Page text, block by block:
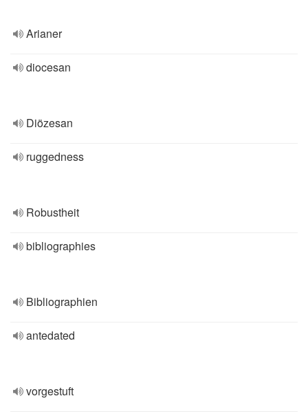
Arianer
diocesan
Diözesan
ruggedness
Robustheit
bibliographies
Bibliographien
antedated
vorgestuft